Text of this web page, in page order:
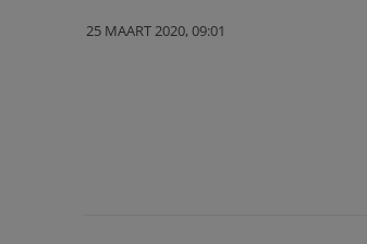
25 MAART 2020, 09:01